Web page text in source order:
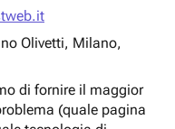
Olivetti, Milano,
di fornire il maggior
(quale pagina